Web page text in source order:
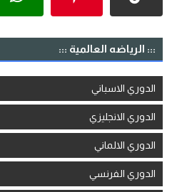
::: الرياضه العالمية :::
الدوري الاسباني
الدوري الانجليزي
الدوري الالماني
الدوري الفرنسي